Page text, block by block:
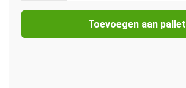
Toevoegen aan pallet